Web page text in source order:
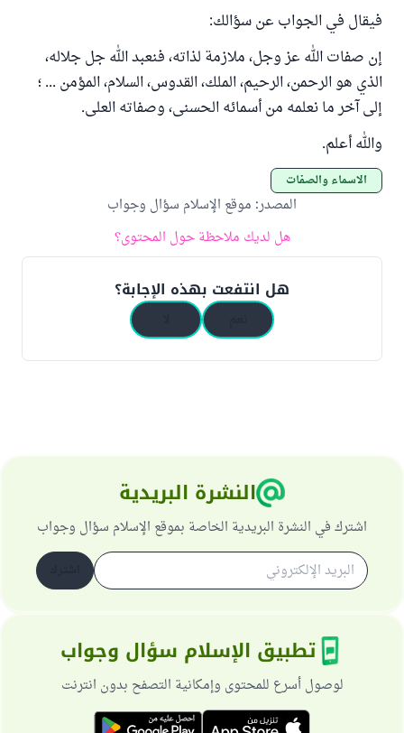
فيقال في الجواب عن سؤالك:
إن صفات الله عز وجل، ملازمة لذاته، فنعبد الله جل جلاله،
الذي هو الرحمن، الرحيم، الملك، القدوس، السلام، المؤمن ... ؛
إلى آخر ما نعلمه من أسمائه الحسنى، وصفاته العلى.
والله أعلم.
الأسماء والصفات
المصدر: موقع الإسلام سؤال وجواب
هل لديك ملاحظة حول المحتوى؟
هل انتفعت بهذه الإجابة؟
النشرة البريدية
اشترك في النشرة البريدية الخاصة بموقع الإسلام سؤال وجواب
تطبيق الإسلام سؤال وجواب
لوصول أسرع للمحتوى وإمكانية التصفح بدون انترنت